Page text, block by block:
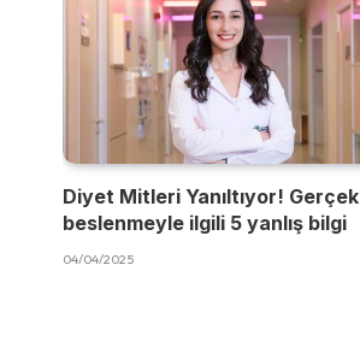
Diyet Mitleri Yanıltıyor! Gerçek
beslenmeyle ilgili 5 yanlış bilgi
04/04/2025